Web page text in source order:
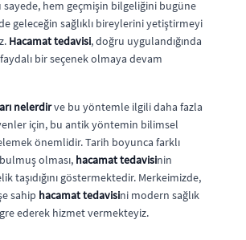
sayede, hem geçmişin bilgeliğini bugüne
geleceğin sağlıklı bireylerini yetiştirmeyi
Hacamat tedavisi, doğru uygulandığında
bir seçenek olmaya devam
nelerdirve bu yöntemle ilgili daha fazla
için, bu antik yöntemin bilimsel
önemlidir. Tarih boyunca farklı
olması, hacamat tedavisinin
taşıdığını göstermektedir. Merkeimizde,
sahip hacamat tedavisini modern sağlık
ederek hizmet vermekteyiz.